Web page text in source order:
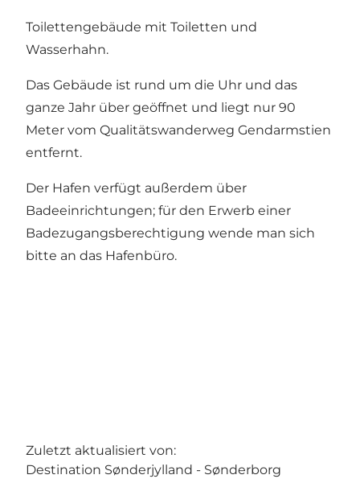
Toilettengebäude mit Toiletten und
Wasserhahn.
Das Gebäude ist rund um die Uhr und das
ganze Jahr über geöffnet und liegt nur 90
Meter vom Qualitätswanderweg Gendarmstien
entfernt.
Der Hafen verfügt außerdem über
Badeeinrichtungen; für den Erwerb einer
Badezugangsberechtigung wende man sich
bitte an das Hafenbüro.
Zuletzt aktualisiert von:
Destination Sønderjylland - Sønderborg